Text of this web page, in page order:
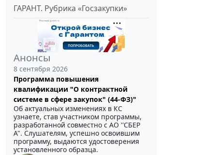
ГАРАНТ. Рубрика «Госзакупки»
Анонсы
8 сентября 2026
Программа повышения
квалификации "О контрактной
системе в сфере закупок" (44-ФЗ)"
Об актуальных изменениях в КС
узнаете, став участником программы,
разработанной совместно с АО ''СБЕР
А". Слушателям, успешно освоившим
программу, выдаются удостоверения
установленного образца.